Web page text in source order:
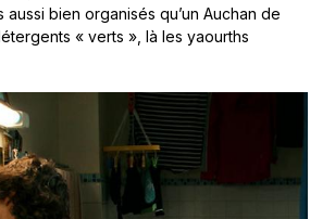
aussi bien organisés qu’un Auchan de
« verts », là les yaourths